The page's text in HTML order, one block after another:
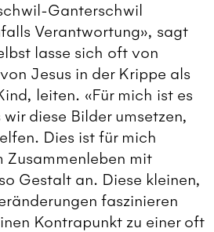
Ganterschwil
Verantwortung», sagt
lasse sich oft von
Jesus in der Krippe als
leiten. «Für mich ist es
diese Bilder umsetzen,
Dies ist für mich
Zusammenleben mit
Gestalt an. Diese kleinen,
faszinieren
Kontrapunkt zu einer oft